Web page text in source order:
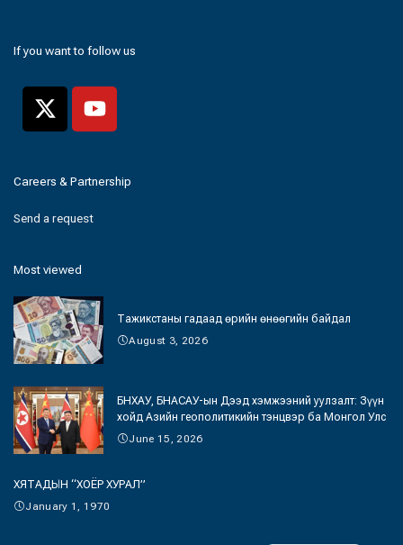
If you want to follow us
Careers & Partnership
Send a request
Most viewed
Тажикстаны гадаад өрийн өнөөгийн байдал
August 3, 2026
БНХАУ, БНАСАУ-ын Дээд хэмжээний уулзалт: Зүүн
хойд Азийн геополитикийн тэнцвэр ба Монгол Улс
June 15, 2026
ХЯТАДЫН “ХОЁР ХУРАЛ”
January 1, 1970